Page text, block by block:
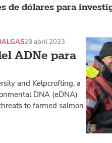
de dólares para
ADNe para
28 abril 2023
and Kelpcrofting, a
DNA (eDNA)
to farmed salmon.